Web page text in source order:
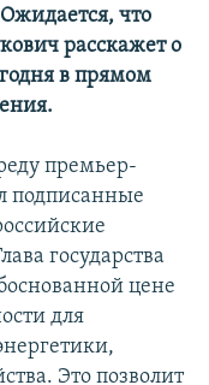
что
расскажет о
в прямом
премьер-
подписанные
государства
цене
для
Это позволит